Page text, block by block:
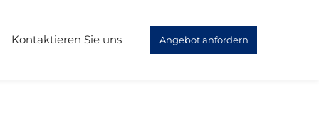
Kontaktieren Sie uns Angebot anfordern